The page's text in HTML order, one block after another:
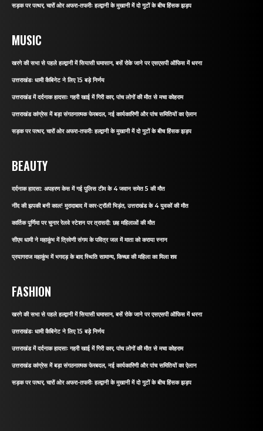
सड़क पर पत्थर, चारों ओर अफरा-तफरीः हल्द्वानी के मुखानी में दो गुटों के बीच हिंसक झड़प
MUSIC
खरगे की सभा से पहले हल्द्वानी में सियासी घमासान, बसें रोके जाने पर एसएसपी ऑफिस में धरना
उत्तराखंडः धामी कैबिनेट ने लिए 15 बड़े निर्णय
उत्तराखंड में दर्दनाक हादसाः गहरी खाई में गिरी कार, पांच लोगों की मौत से मचा कोहराम
उत्तराखंड कांग्रेस में बड़ा संगठनात्मक फेरबदल, नई कार्यकारिणी और पांच समितियों का ऐलान
सड़क पर पत्थर, चारों ओर अफरा-तफरीः हल्द्वानी के मुखानी में दो गुटों के बीच हिंसक झड़प
BEAUTY
दर्दनाक हादसा: अपहरण केस में गई पुलिस टीम के 4 जवान समेत 5 की मौत
नींद की झपकी बनी काल! मुरादाबाद में कार-ट्रॉली भिड़ंत, उत्तराखंड के 4 युवकों की मौत
कार्तिक पूर्णिमा पर चुनार रेलवे स्टेशन पर त्रासदी: छह महिलाओं की मौत
सीएम धामी ने महाकुंभ में त्रिवेणी संगम के पवित्र जल में माता को कराया स्नान
प्रयागराज महाकुंभ में भगदड़ के बाद स्थिति सामान्य, किच्छा की महिला का मिला शव
FASHION
खरगे की सभा से पहले हल्द्वानी में सियासी घमासान, बसें रोके जाने पर एसएसपी ऑफिस में धरना
उत्तराखंडः धामी कैबिनेट ने लिए 15 बड़े निर्णय
उत्तराखंड में दर्दनाक हादसाः गहरी खाई में गिरी कार, पांच लोगों की मौत से मचा कोहराम
उत्तराखंड कांग्रेस में बड़ा संगठनात्मक फेरबदल, नई कार्यकारिणी और पांच समितियों का ऐलान
सड़क पर पत्थर, चारों ओर अफरा-तफरीः हल्द्वानी के मुखानी में दो गुटों के बीच हिंसक झड़प